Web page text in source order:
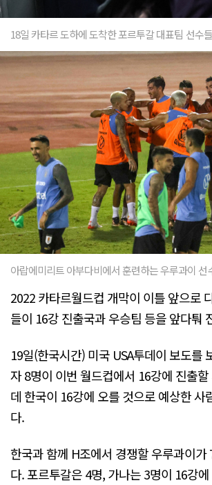
18일 카타르 도하에 도착한 포르투갈 대표팀 선수
아랍에미리트 아부다비에서 훈련하는 우루과이 선
2022 카타르월드컵 개막이 이틀 앞으로
들이 16강 진출국과 우승팀 등을 앞다퉈
19일(한국시간) 미국 USA투데이 보도를
자 8명이 이번 월드컵에서 16강에 진출
데 한국이 16강에 오를 것으로 예상한 사
다.
한국과 함께 H조에서 경쟁할 우루과이가
다. 포르투갈은 4명, 가나는 3명이 16강